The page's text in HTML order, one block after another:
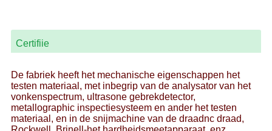
Certifiie
De fabriek heeft het mechanische eigenschappen het
testen materiaal, met inbegrip van de analysator van het
vonkenspectrum, ultrasone gebrekdetector,
metallographic inspectiesysteem en ander het testen
materiaal, en in de snijmachine van de draadnc draad,